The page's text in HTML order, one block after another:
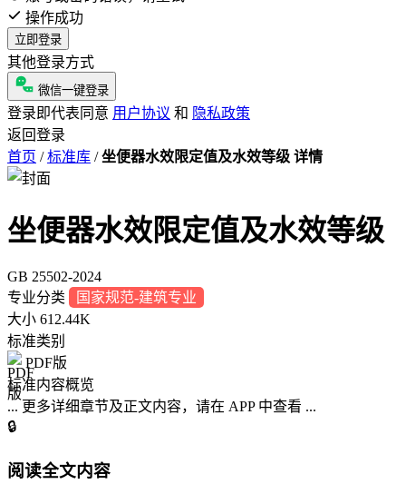
操作成功
立即登录
其他登录方式
微信一键登录
登录即代表同意 用户协议 和 隐私政策
返回登录
首页 / 标准库 / 坐便器水效限定值及水效等级 详情
坐便器水效限定值及水效等级
GB 25502-2024
专业分类
国家规范-建筑专业
大小 612.44K
标准类别
PDF版
标准内容概览
... 更多详细章节及正文内容，请在 APP 中查看 ...
🔒
阅读全文内容